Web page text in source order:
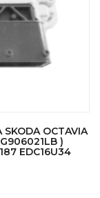
SKODA OCTAVIA
)
EDC16U34